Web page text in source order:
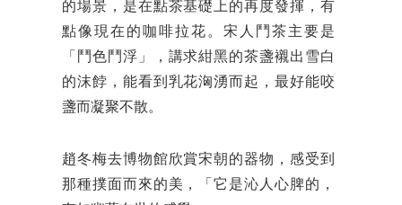
的場景，是在點茶基礎上的再度發揮，有
點像現在的咖啡拉花。宋人鬥茶主要是
「鬥色鬥浮」，講求紺黑的茶盞襯出雪白
的沫餑，能看到乳花洶湧而起，最好能咬
盞而凝聚不散。
趙冬梅去博物館欣賞宋朝的器物，感受到
那種撲面而來的美，「它是沁人心脾的，